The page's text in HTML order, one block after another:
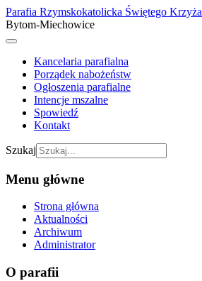
Parafia Rzymskokatolicka Świętego Krzyża
Bytom-Miechowice
Kancelaria parafialna
Porządek nabożeństw
Ogłoszenia parafialne
Intencje mszalne
Spowiedź
Kontakt
Szukaj
Menu główne
Strona główna
Aktualności
Archiwum
Administrator
O parafii